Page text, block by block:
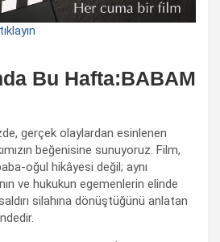
Bu Hafta:BABAM
gerçek olaylardan esinlenen
beğenisine sunuyoruz. Film,
oğul hikâyesi değil; aynı
ve hukukun egemenlerin elinde
silahına dönüştüğünü anlatan